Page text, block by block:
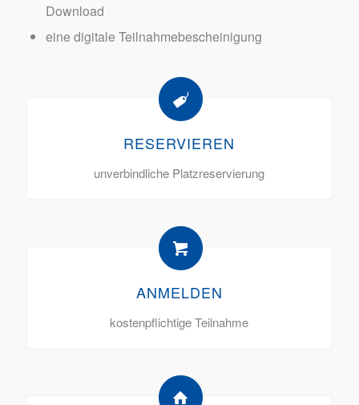
Download
eine digitale Teilnahmebescheinigung
RESERVIEREN
unverbindliche Platzreservierung
ANMELDEN
kostenpflichtige Teilnahme